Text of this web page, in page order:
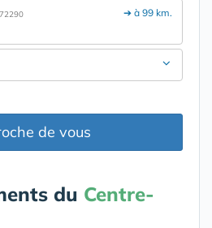
➔ à 99 km.
de vous
du Centre-